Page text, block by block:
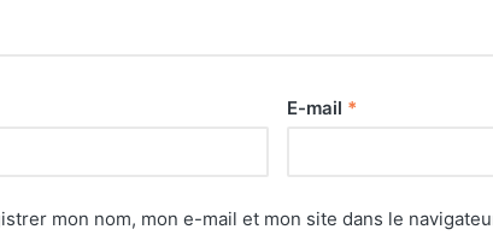
E-mail *
mon nom, mon e-mail et mon site dans le